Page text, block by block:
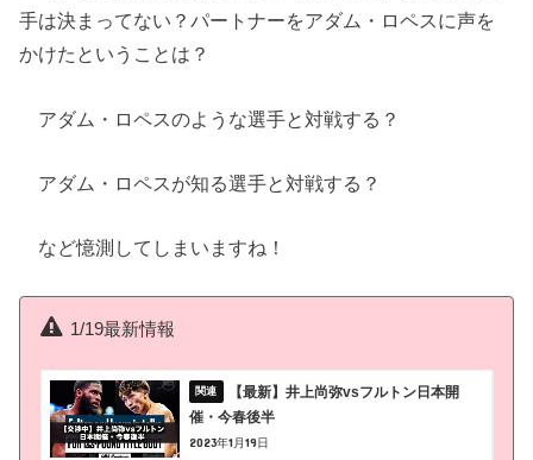
手は決まってない？パートナーをアダム・ロペスに声を
かけたということは？
アダム・ロペスのような選手と対戦する？
アダム・ロペスが知る選手と対戦する？
など憶測してしまいますね！
1/19最新情報
【最新】井上尚弥vsフルトン日本開
催・今春後半
2023年1月19日